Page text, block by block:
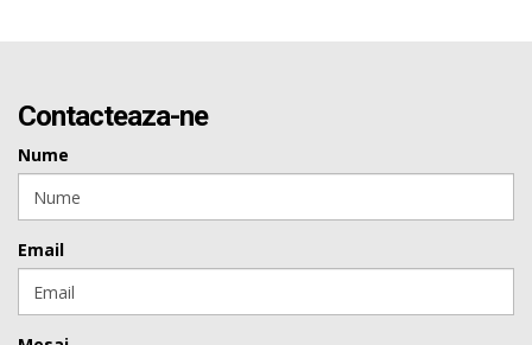
Contacteaza-ne
Nume
Email